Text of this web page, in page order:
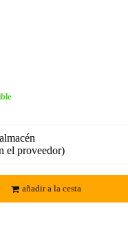
el proveedor)
añadir a la cesta